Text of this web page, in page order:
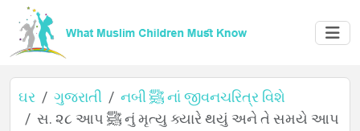
ઘર ગુજરાતી
નબી ﷺ નાં જીવનચરિત્ર વિશે
સ. ૨૮ આપ ﷺ નું મૃત્યુ ક્યારે થયું અને તે સમયે આપ